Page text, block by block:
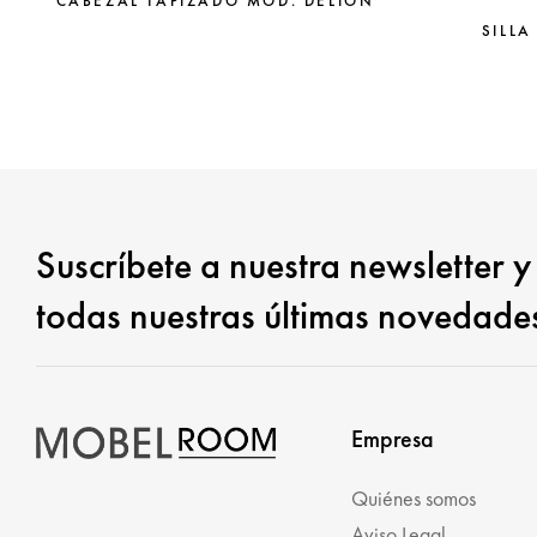
SILLA
Suscríbete a nuestra newsletter
todas nuestras últimas
Empresa
Quiénes somos